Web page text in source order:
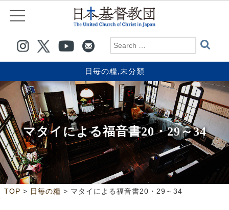
日毎の糧,未分類
マタイによる福音書20・29～34
TOP > 日毎の糧 > マタイによる福音書20・29～34